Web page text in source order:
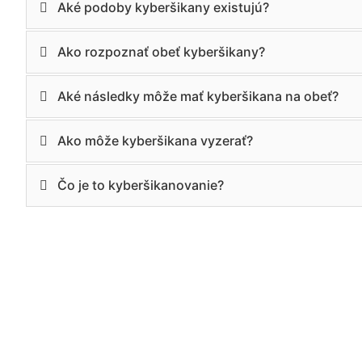
Aké podoby kyberšikany existujú?
Ako rozpoznať obeť kyberšikany?
Aké následky môže mať kyberšikana na obeť?
Ako môže kyberšikana vyzerať?
Čo je to kyberšikanovanie?